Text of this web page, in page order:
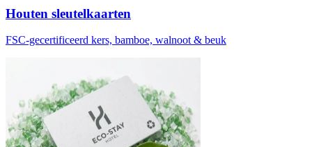
Houten sleutelkaarten
FSC-gecertificeerd kers, bamboe, walnoot & beuk